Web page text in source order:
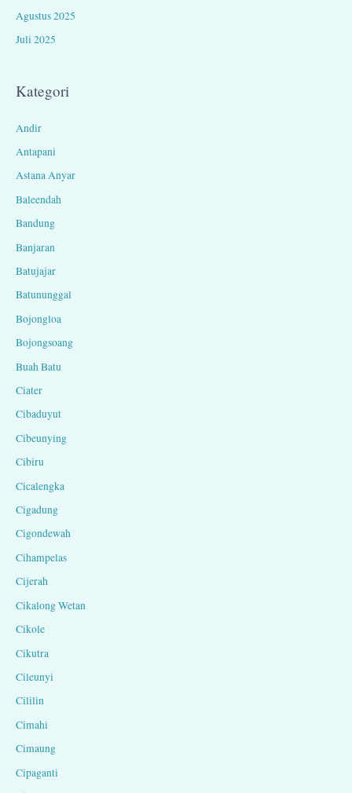
Agustus 2025
Juli 2025
Kategori
Andir
Antapani
Astana Anyar
Baleendah
Bandung
Banjaran
Batujajar
Batununggal
Bojongloa
Bojongsoang
Buah Batu
Ciater
Cibaduyut
Cibeunying
Cibiru
Cicalengka
Cigadung
Cigondewah
Cihampelas
Cijerah
Cikalong Wetan
Cikole
Cikutra
Cileunyi
Cililin
Cimahi
Cimaung
Cipaganti